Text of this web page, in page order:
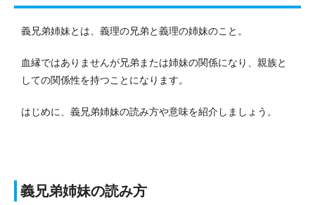
義兄弟姉妹とは、義理の兄弟と義理の姉妹のこと。
血縁ではありませんが兄弟または姉妹の関係になり、親族と
しての関係性を持つことになります。
はじめに、義兄弟姉妹の読み方や意味を紹介しましょう。
義兄弟姉妹の読み方